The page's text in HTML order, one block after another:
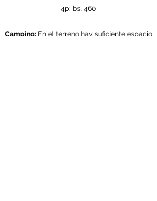
4p: bs. 460
Camping: En el terreno hay suficiente espacio